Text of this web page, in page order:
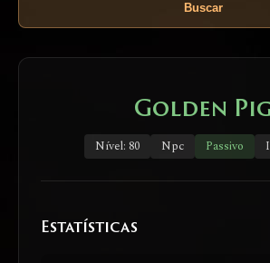
Buscar
Golden
Nível: 80 Npc Passivo
Estatísticas